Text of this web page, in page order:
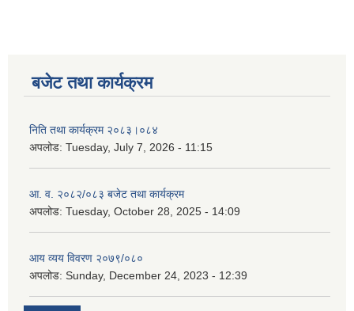
बजेट तथा कार्यक्रम
निति तथा कार्यक्रम २०८३।०८४
अपलोड: Tuesday, July 7, 2026 - 11:15
आ. व. २०८२/०८३ बजेट तथा कार्यक्रम
अपलोड: Tuesday, October 28, 2025 - 14:09
आय व्यय विवरण २०७९/०८०
अपलोड: Sunday, December 24, 2023 - 12:39